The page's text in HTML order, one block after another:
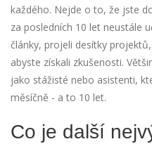
každého. Nejde o to, že jste
za posledních 10 let neustále
články, projeli desítky
abyste získali zkušenosti.
jako stážisté nebo asistenti,
měsíčně - a to 10 let.
Co je další